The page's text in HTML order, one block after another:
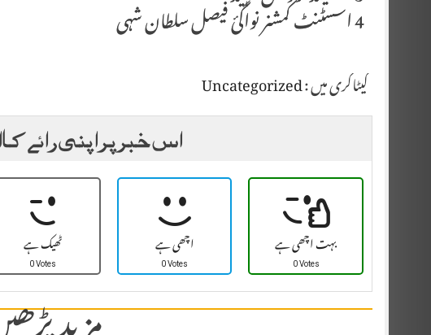
4 اسسٹنٹ کمشنر نواگئ فیصل سلطان شہی
کیٹاگری میں :Uncategorized
اس خبر پر اپنی رائے
ٹھیک ہے
0 Votes اچھی ہے
0 Votes بہت اچھی ہے
0 Votes